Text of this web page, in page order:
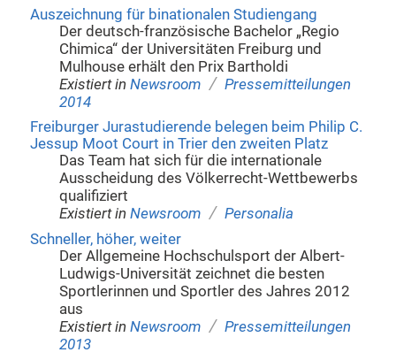
Auszeichnung für binationalen Studiengang
Der deutsch-französische Bachelor „Regio
Chimica“ der Universitäten Freiburg und
Mulhouse erhält den Prix Bartholdi
Existiert in Newsroom / Pressemitteilungen
2014
Freiburger Jurastudierende belegen beim Philip C.
Jessup Moot Court in Trier den zweiten Platz
Das Team hat sich für die internationale
Ausscheidung des Völkerrecht-Wettbewerbs
qualifiziert
Existiert in Newsroom / Personalia
Schneller, höher, weiter
Der Allgemeine Hochschulsport der Albert-
Ludwigs-Universität zeichnet die besten
Sportlerinnen und Sportler des Jahres 2012
aus
Existiert in Newsroom / Pressemitteilungen
2013